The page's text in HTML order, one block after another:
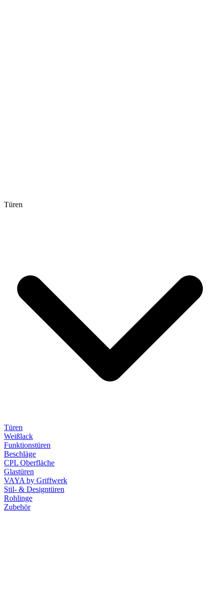
Türen
Türen
Weißlack
Funktionstüren
Beschläge
CPL Oberfläche
Glastüren
VAYA by Griffwerk
Stil- & Designtüren
Rohlinge
Zubehör